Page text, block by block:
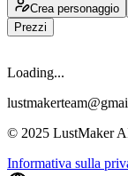
Crea personaggio
Prezzi
Loading...
© 2025 LustMaker
Informativa sulla